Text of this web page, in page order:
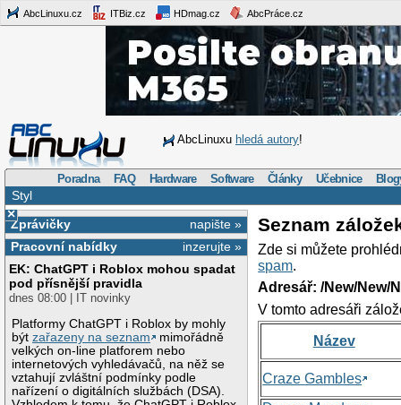
AbcLinuxu.cz ITBiz.cz HDmag.cz AbcPráce.cz
AbcLinuxu hledá autory!
Poradna FAQ Hardware Software Články Učebnice
Styl
×
napište »
Zprávičky
inzerujte »
Pracovní nabídky
EK: ChatGPT i Roblox mohou spadat
pod přísnější pravidla
dnes 08:00 | IT novinky
Platformy ChatGPT i Roblox by mohly
býtzařazeny na seznam
mimořádně
velkých on-line platforem nebo
internetových vyhledávačů, na něž se
vztahují zvláštní podmínky podle
nařízení o digitálních službách (DSA).
Seznam
Zde si můžete
spam.
Adresář: /New/New/
V tomto adresáři
Název
Craze Gambles